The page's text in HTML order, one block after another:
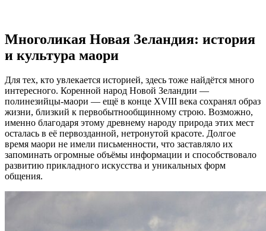
Многоликая Новая Зеландия: история
и культура маори
Для тех, кто увлекается историей, здесь тоже найдётся много
интересного. Коренной народ Новой Зеландии —
полинезийцы-маори — ещё в конце XVIII века сохранял образ
жизни, близкий к первобытнообщинному строю. Возможно,
именно благодаря этому древнему народу природа этих мест
осталась в её первозданной, нетронутой красоте. Долгое
время маори не имели письменности, что заставляло их
запоминать огромные объёмы информации и способствовало
развитию прикладного искусства и уникальных форм
общения.